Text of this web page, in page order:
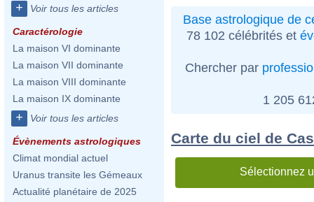
+ Voir tous les articles
Caractérologie
La maison VI dominante
La maison VII dominante
La maison VIII dominante
La maison IX dominante
+ Voir tous les articles
Évènements astrologiques
Climat mondial actuel
Uranus transite les Gémeaux
Actualité planétaire de 2025
Base astrologique de
78 102 célébrités et
Chercher par
1 205
Carte du ciel de
Sélectionnez